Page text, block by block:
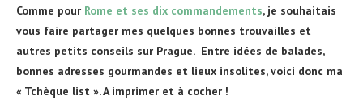
Comme pour Rome et ses dix commandements, je souhaitais
vous faire partager mes quelques bonnes trouvailles et
autres petits conseils sur Prague. Entre idées de balades,
bonnes adresses gourmandes et lieux insolites,voici donc ma
« Tchèque list ». A imprimer et à cocher !